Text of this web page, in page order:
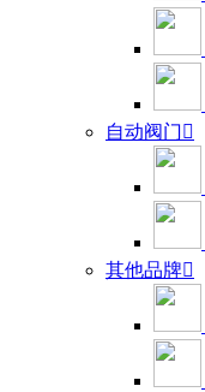
自动阀门 
其他品牌